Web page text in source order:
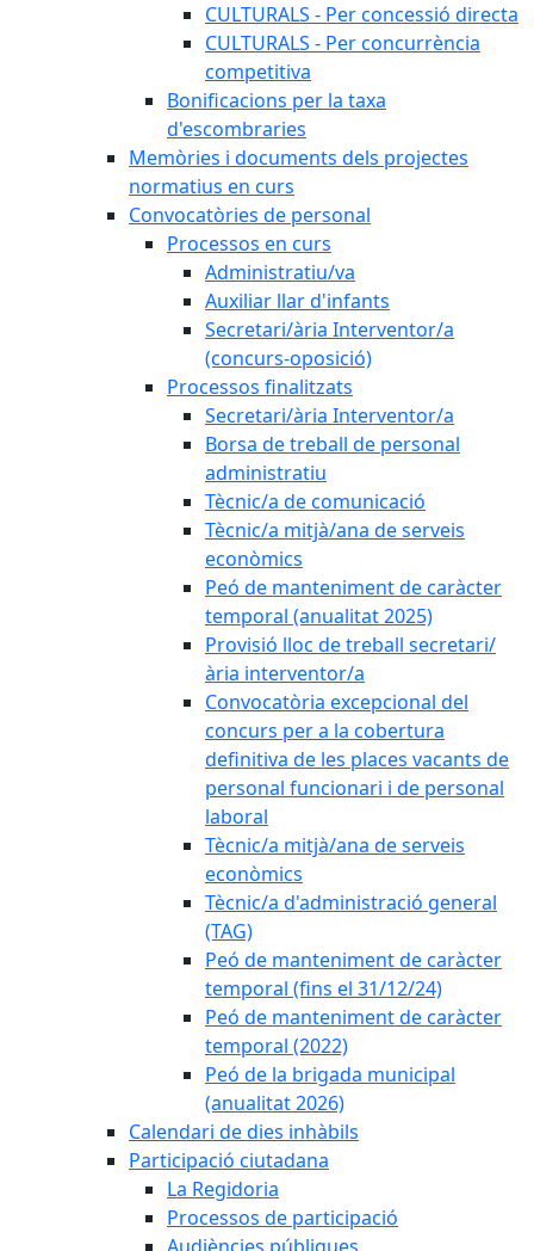
CULTURALS - Per concessió directa
CULTURALS - Per concurrència
competitiva
Bonificacions per la taxa
d'escombraries
Memòries i documents dels projectes
normatius en curs
Convocatòries de personal
Processos en curs
Administratiu/va
Auxiliar llar d'infants
Secretari/ària Interventor/a
(concurs-oposició)
Processos finalitzats
Secretari/ària Interventor/a
Borsa de treball de personal
administratiu
Tècnic/a de comunicació
Tècnic/a mitjà/ana de serveis
econòmics
Peó de manteniment de caràcter
temporal (anualitat 2025)
Provisió lloc de treball secretari/
ària interventor/a
Convocatòria excepcional del
concurs per a la cobertura
definitiva de les places vacants de
personal funcionari i de personal
laboral
Tècnic/a mitjà/ana de serveis
econòmics
Tècnic/a d'administració general
(TAG)
Peó de manteniment de caràcter
temporal (fins el 31/12/24)
Peó de manteniment de caràcter
temporal (2022)
Peó de la brigada municipal
(anualitat 2026)
Calendari de dies inhàbils
Participació ciutadana
La Regidoria
Processos de participació